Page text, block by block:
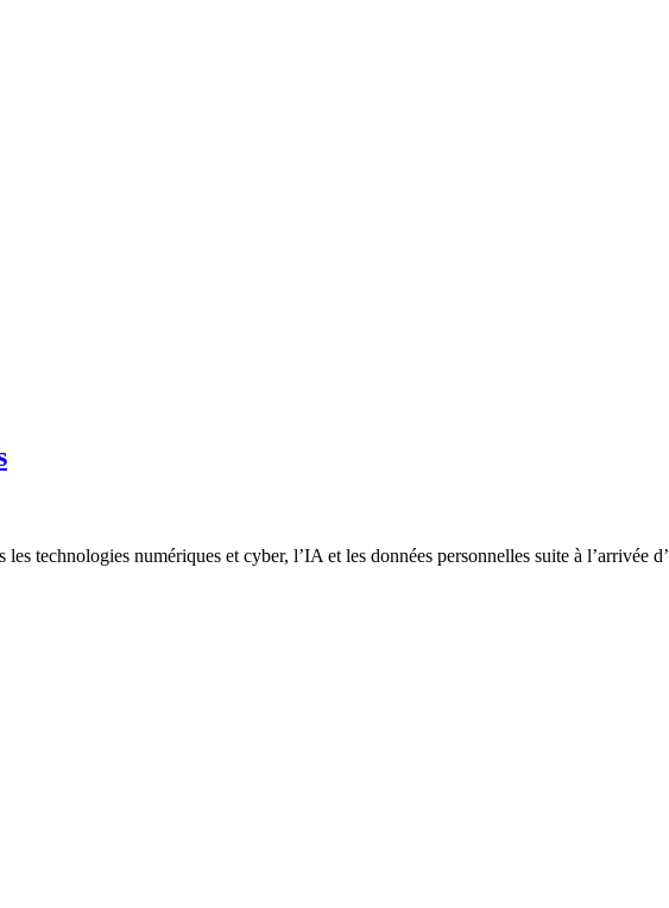
les technologies numériques et cyber, l’IA et les données personnelles suite à l’arrivée d’